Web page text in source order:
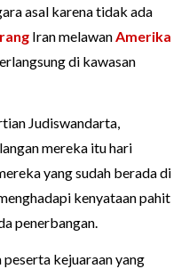
asal karena tidak ada
Iran melawanAmerika
di kawasan
Judiswandarta,
mereka itu hari
yang sudah berada di
kenyataan pahit
penerbangan.
kejuaraan yang